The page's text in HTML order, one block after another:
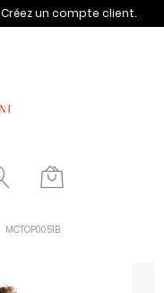
Créez un compte client.
MCTOP0051B